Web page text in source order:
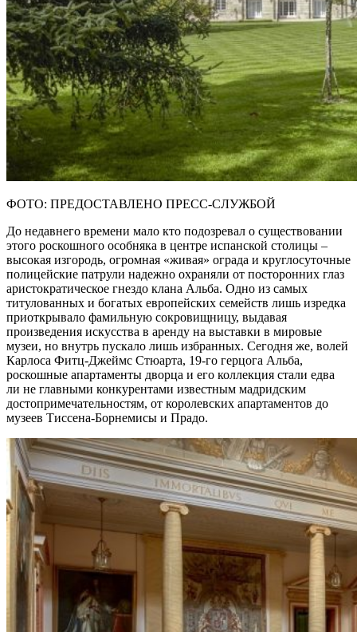
ФОТО: ПРЕДОСТАВЛЕНО ПРЕСС-СЛУЖБОЙ
До недавнего времени мало кто подозревал о существовании
этого роскошного особняка в центре испанской столицы –
высокая изгородь, огромная «живая» ограда и круглосуточные
полицейские патрули надежно охраняли от посторонних глаз
аристократическое гнездо клана Альба. Одно из самых
титулованных и богатых европейских семейств лишь изредка
приоткрывало фамильную сокровищницу, выдавая
произведения искусства в аренду на выставки в мировые
музеи, но внутрь пускало лишь избранных. Сегодня же, волей
Карлоса Фитц-Джеймс Стюарта, 19-го герцога Альба,
роскошные апартаменты дворца и его коллекция стали едва
ли не главными конкурентами известным мадридским
достопримечательностям, от королевских апартаментов до
музеев Тиссена-Борнемисы и Прадо.